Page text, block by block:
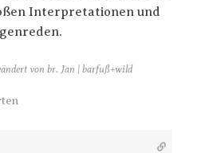
Interpretationen und
von br. Jan | barfuß+wild